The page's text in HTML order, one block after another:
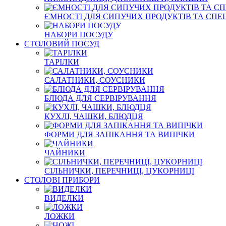
ЄМНОСТІ ДЛЯ СИПУЧИХ ПРОДУКТІВ ТА
НАБОРИ ПОСУДУ
СТОЛОВИЙ ПОСУД
ТАРІЛКИ
САЛАТНИКИ, СОУСНИКИ
БЛЮДА ДЛЯ СЕРВІРУВАННЯ
КУХЛІ, ЧАШКИ, БЛЮДЦЯ
ФОРМИ ДЛЯ ЗАПІКАННЯ ТА ВИПІЧКИ
ЧАЙНИКИ
СІЛЬНИЧКИ, ПЕРЕЧНИЦІ, ЦУКОРНИЦІ
СТОЛОВІ ПРИБОРИ
ВИДЕЛКИ
ЛОЖКИ